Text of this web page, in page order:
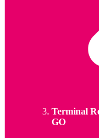
Terminal
GO